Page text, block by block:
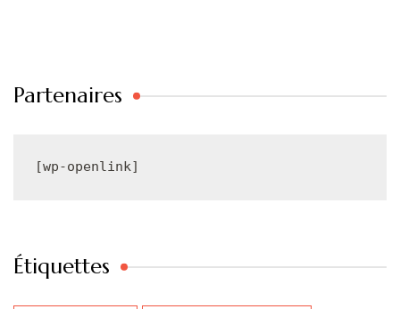
Partenaires
[wp-openlink]
Étiquettes